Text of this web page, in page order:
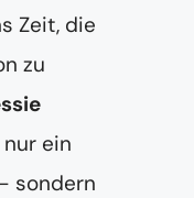
Zeit, die
zu
ein
sondern